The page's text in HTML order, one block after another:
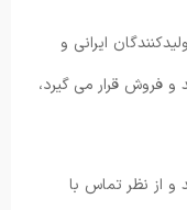
ایرانی و
و فروش قرار می گیرد،
و از نظر تماس با